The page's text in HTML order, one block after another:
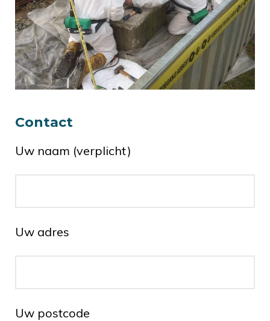
Contact
Uw naam (verplicht)
Uw adres
Uw postcode